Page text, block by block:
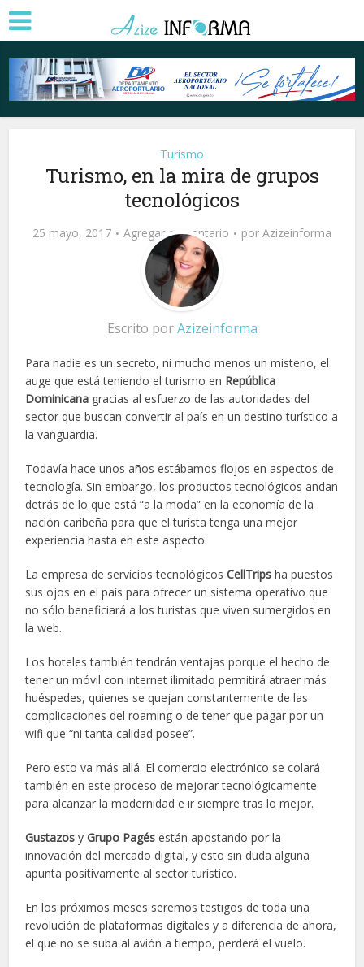
Turismo
Turismo, en la mira de grupos
tecnológicos
25 mayo, 2017 Agregar comentario por Azizeinforma
Escrito porAzizeinforma
Para nadie es un secreto, ni mucho menos un misterio, el
auge que está teniendo el turismo en República
Dominicana gracias al esfuerzo de las autoridades del
sector que buscan convertir al país en un destino turístico a
la vanguardia.
Todavía hace unos años estábamos flojos en aspectos de
tecnología. Sin embargo, los productos tecnológicos andan
detrás de lo que está “a la moda” en la economía de la
nación caribeña para que el turista tenga una mejor
experiencia hasta en este aspecto.
La empresa de servicios tecnológicosCellTrips ha puestos
sus ojos en el país para ofrecer un sistema operativo que
no sólo beneficiará a los turistas que viven sumergidos en
la web.
Los hoteles también tendrán ventajas porque el hecho de
tener un móvil con internet ilimitado permitirá atraer más
huéspedes, quienes se quejan constantemente de las
complicaciones del roaming o de tener que pagar por un
wifi que “ni tanta calidad posee”.
Pero esto va más allá. El comercio electrónico se colará
también en este proceso de mejorar tecnológicamente
para alcanzar la modernidad e ir siempre tras lo mejor.
Gustazos yGrupo Pagés están apostando por la
innovación del mercado digital, y esto sin duda alguna
apunta positivamente al sector turístico.
En los próximos meses seremos testigos de toda una
revolución de plataformas digitales y a diferencia de ahora,
el que no se suba al avión a tiempo, perderá el vuelo.